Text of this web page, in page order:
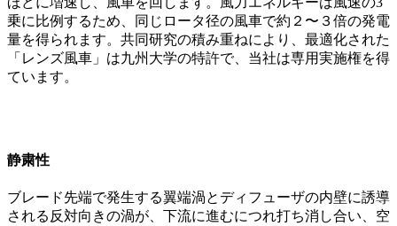
乗に比例するため、同じロータ径の風車で約２〜３倍の発電
量を得られます。共同研究の積み重ねにより、最適化された
「レンズ風車」は九州大学の特許で、当社は専用実施権を得
ています。
静粛性
ブレード先端で発生する翼端渦とディフューザの内壁に誘導
される反対向きの渦が、下流に進むにつれ打ち消し合い、空